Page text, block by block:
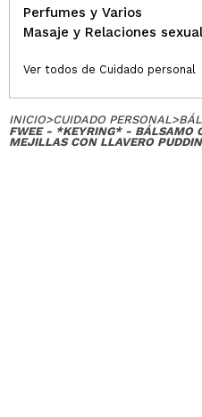
Perfumes y Varios
Masaje y Relaciones
Ver todos de Cuidado personal
INICIO>CUIDADO PERSONAL>
FWEE - *KEYRING* - BÁLSAMO
MEJILLAS CON LLAVERO